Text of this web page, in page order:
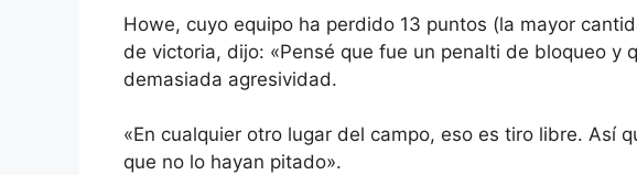
Howe, cuyo equipo ha perdido 13 puntos (la mayor
de victoria, dijo: «Pensé que fue un penalti de bloqueo y
demasiada agresividad.
«En cualquier otro lugar del campo, eso es tiro libre. Así
que no lo hayan pitado».